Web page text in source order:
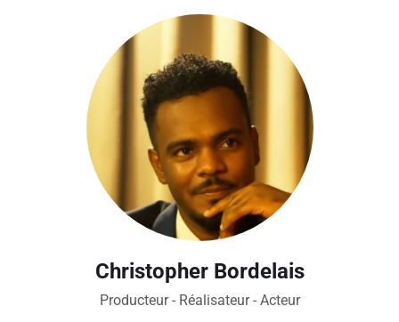
Christopher Bordelais
Producteur - Réalisateur - Acteur